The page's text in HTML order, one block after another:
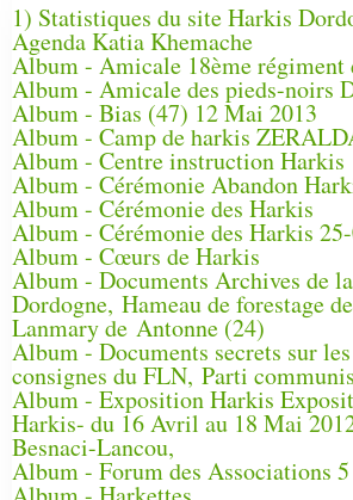
1) Statistiques du site Harkis
Agenda Katia Khemache
Album - Amicale 18ème régiment
Album - Amicale des pieds-noirs
Album - Bias (47) 12 Mai 2013
Album - Camp de harkis
Album - Centre instruction Harkis
Album - Cérémonie Abandon
Album - Cérémonie des Harkis
Album - Cérémonie des Harkis
Album - Cœurs de Harkis
Album - Documents Archives de la
Dordogne, Hameau de forestage
Lanmary de Antonne (24)
Album - Documents secrets sur
consignes du FLN, Parti
Album - Exposition Harkis
Harkis- du 16 Avril au 18 Mai
Besnaci-Lancou,
Album - Forum des Associations